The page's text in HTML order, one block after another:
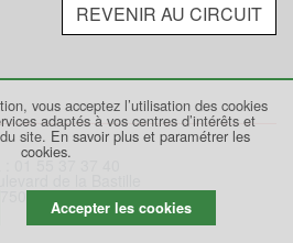
REVENIR AU CIRCUIT
75012 PARIS
vous acceptez l’utilisation des cookies
adaptés à vos centres d’intérêts et
site. En savoir plus et paramétrer les
cookies.
Accepter les cookies